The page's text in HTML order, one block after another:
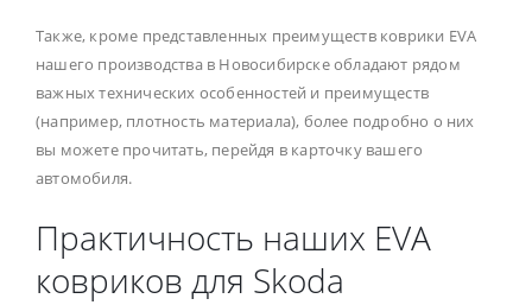
Также, кроме представленных преимуществ коврики EVA
нашего производства в Новосибирске обладают рядом
важных технических особенностей и преимуществ
(например, плотность материала), более подробно о них
вы можете прочитать, перейдя в карточку вашего
автомобиля.
Практичность наших EVA
ковриков для Skoda